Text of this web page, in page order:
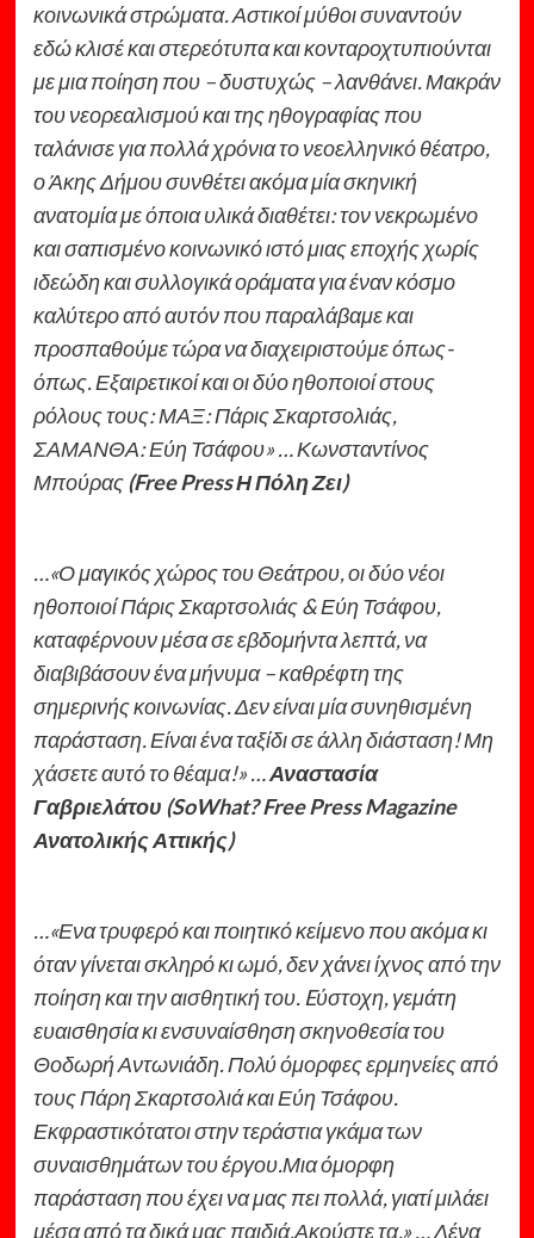
κοινωνικά στρώματα. Αστικοί μύθοι συναντούν
εδώ κλισέ και στερεότυπα και κονταροχτυπιούνται
με μια ποίηση που – δυστυχώς – λανθάνει. Μακράν
του νεορεαλισμού και της ηθογραφίας που
ταλάνισε για πολλά χρόνια το νεοελληνικό θέατρο,
ο Άκης Δήμου συνθέτει ακόμα μία σκηνική
ανατομία με όποια υλικά διαθέτει: τον νεκρωμένο
και σαπισμένο κοινωνικό ιστό μιας εποχής χωρίς
ιδεώδη και συλλογικά οράματα για έναν κόσμο
καλύτερο από αυτόν που παραλάβαμε και
προσπαθούμε τώρα να διαχειριστούμε όπως-
όπως. Εξαιρετικοί και οι δύο ηθοποιοί στους
ρόλους τους: ΜΑΞ: Πάρις Σκαρτσολιάς,
ΣΑΜΑΝΘΑ: Εύη Τσάφου» … Κωνσταντίνος
Μπούρας(Free Press Η Πόλη Ζει)
…«Ο μαγικός χώρος του Θεάτρου, οι δύο νέοι
ηθοποιοί Πάρις Σκαρτσολιάς & Εύη Τσάφου,
καταφέρνουν μέσα σε εβδομήντα λεπτά, να
διαβιβάσουν ένα μήνυμα – καθρέφτη της
σημερινής κοινωνίας. Δεν είναι μία συνηθισμένη
παράσταση. Είναι ένα ταξίδι σε άλλη διάσταση! Μη
χάσετε αυτό το θέαμα!» …Αναστασία
Γαβριελάτου (SoWhat? Free Press Magazine
Ανατολικής Αττικής)
…«Ενα τρυφερό και ποιητικό κείμενο που ακόμα κι
όταν γίνεται σκληρό κι ωμό, δεν χάνει ίχνος από την
ποίηση και την αισθητική του. Eύστοχη, γεμάτη
ευαισθησία κι ενσυναίσθηση σκηνοθεσία του
Θοδωρή Αντωνιάδη. Πολύ όμορφες ερμηνείες από
τους Πάρη Σκαρτσολιά και Εύη Τσάφου.
Εκφραστικότατοι στην τεράστια γκάμα των
συναισθημάτων του έργου.Μια όμορφη
παράσταση που έχει να μας πει πολλά, γιατί μιλάει
μέσα από τα δικά μας παιδιά.Ακούστε τα.» … Λένα